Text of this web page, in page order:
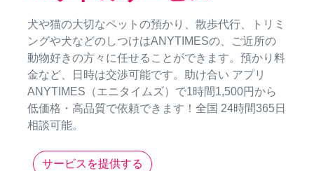
犬や猫の大切なペットの預かり、散歩代行、トリミ
ングや犬などのしつけはANYTIMESの、ご近所の
動物好きの方々に任せることができます。預かり料
金など、日時は交渉可能です。助け合い アプリ
ANYTIMES（エニタイムズ）で1時間1,500円から
低価格・高品質で依頼できます！全国 24時間365日
相談可能。
サービスを提供する